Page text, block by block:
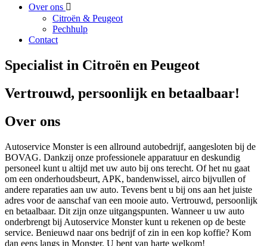
Over ons
Citroën & Peugeot
Pechhulp
Contact
Specialist in Citroën en Peugeot
Vertrouwd, persoonlijk en betaalbaar!
Over ons
Autoservice Monster is een allround autobedrijf, aangesloten bij de
BOVAG. Dankzij onze professionele apparatuur en deskundig
personeel kunt u altijd met uw auto bij ons terecht. Of het nu gaat
om een onderhoudsbeurt, APK, bandenwissel, airco bijvullen of
andere reparaties aan uw auto. Tevens bent u bij ons aan het juiste
adres voor de aanschaf van een mooie auto. Vertrouwd, persoonlijk
en betaalbaar. Dit zijn onze uitgangspunten. Wanneer u uw auto
onderbrengt bij Autoservice Monster kunt u rekenen op de beste
service. Benieuwd naar ons bedrijf of zin in een kop koffie? Kom
dan eens langs in Monster. U bent van harte welkom!